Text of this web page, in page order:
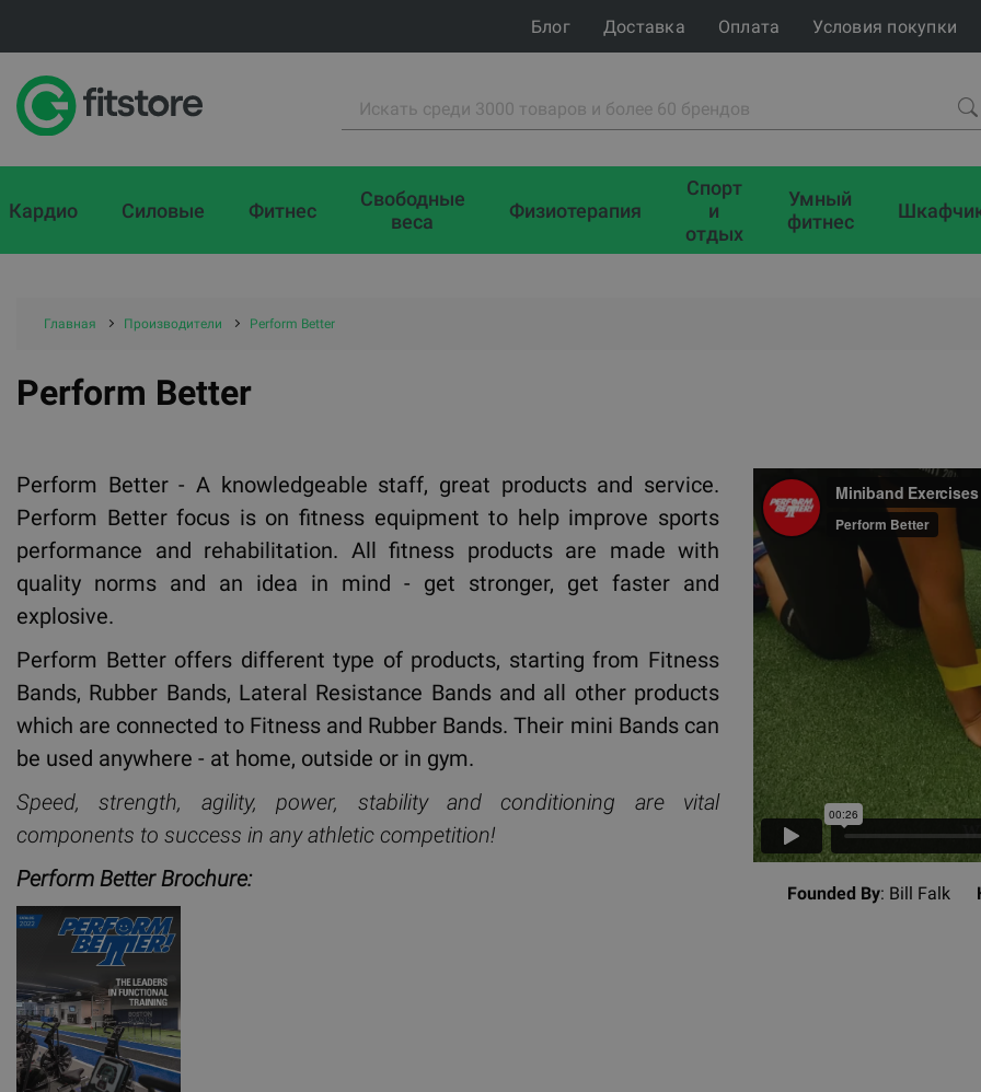
Блог Доставка Оплата Условия покупки
Кардио Силовые Фитнес
Свободные
веса
Физиотерапия
Спорт
и
отдых
Умный
фитнес
Главная Производители Perform Better
Perform Better
Perform Better - A knowledgeable staff, great products and service.
Perform Better focus is on fitness equipment to help improve sports
performance and rehabilitation. All fitness products are made with
quality norms and an idea in mind - get stronger, get faster and
explosive.
Perform Better offers different type of products, starting from Fitness
Bands, Rubber Bands, Lateral Resistance Bands and all other products
which are connected to Fitness and Rubber Bands. Their mini Bands can
be used anywhere - at home, outside or in gym.
Speed, strength, agility, power, stability and conditioning are vital
components to success in any athletic competition!
Perform Better Brochure:
Founded By: Bill Falk